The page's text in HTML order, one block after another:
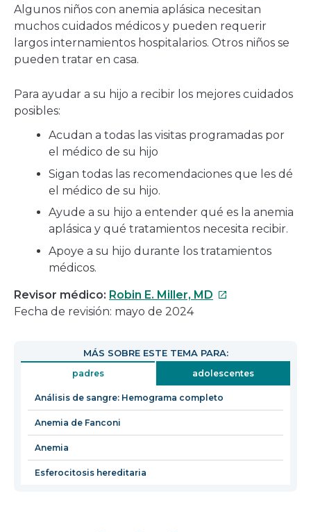
Algunos niños con anemia aplásica necesitan
muchos cuidados médicos y pueden requerir
largos internamientos hospitalarios. Otros niños se
pueden tratar en casa.
Para ayudar a su hijo a recibir los mejores cuidados
posibles:
Acudan a todas las visitas programadas por
el médico de su hijo
Sigan todas las recomendaciones que les dé
el médico de su hijo.
Ayude a su hijo a entender qué es la anemia
aplásica y qué tratamientos necesita recibir.
Apoye a su hijo durante los tratamientos
médicos.
Revisor médico: Robin E. Miller, MD Este
en
una
nueva
ventana
Fecha de revisión: mayo de 2024
MÁS SOBRE ESTE TEMA PARA:
padres adolescentes
Análisis de sangre: Hemograma completo
Anemia de Fanconi
Anemia
Esferocitosis hereditaria